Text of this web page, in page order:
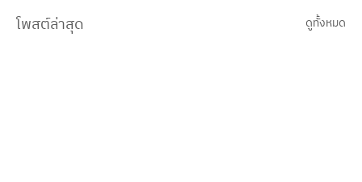
โพสต์ล่าสุด ดูทั้งหมด